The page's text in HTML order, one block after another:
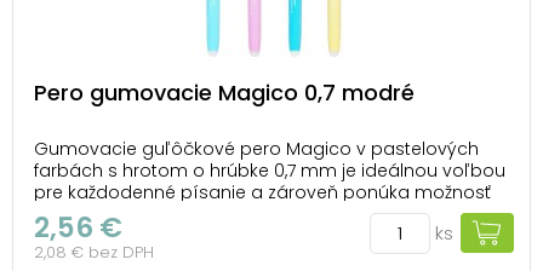
Pero gumovacie Magico 0,7 modré
Gumovacie guľôčkové pero Magico v pastelových
farbách s hrotom o hrúbke 0,7 mm je ideálnou voľbou
pre každodenné písanie a zároveň ponúka možnosť
ľahkého mazania chýb. Vďaka špeciálnemu
atramentu možno text jednoducho vymazať
pomocou gumy integrovanej na konci pera, čo
2,56 €
2,08 € bez DPH
ks